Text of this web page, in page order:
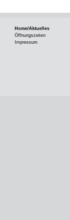
Home/Aktuelles
Öffnungszeiten
Impressum